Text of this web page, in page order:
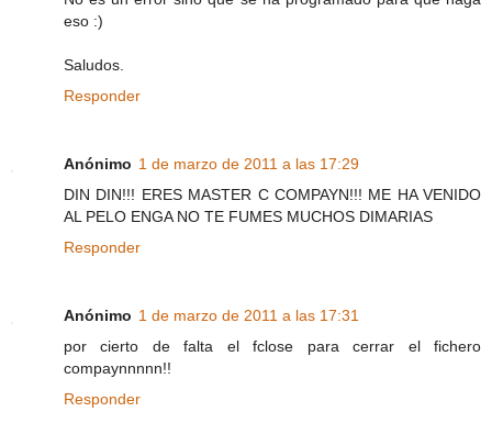
eso :)
Saludos.
Responder
Anónimo 1 de marzo de 2011 a las 17:29
DIN DIN!!! ERES MASTER C COMPAYN!!! ME HA VENIDO
AL PELO ENGA NO TE FUMES MUCHOS DIMARIAS
Responder
Anónimo 1 de marzo de 2011 a las 17:31
por cierto de falta el fclose para cerrar el fichero
compaynnnnn!!
Responder